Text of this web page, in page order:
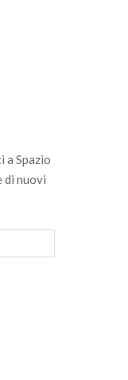
a Spazio
di nuovi